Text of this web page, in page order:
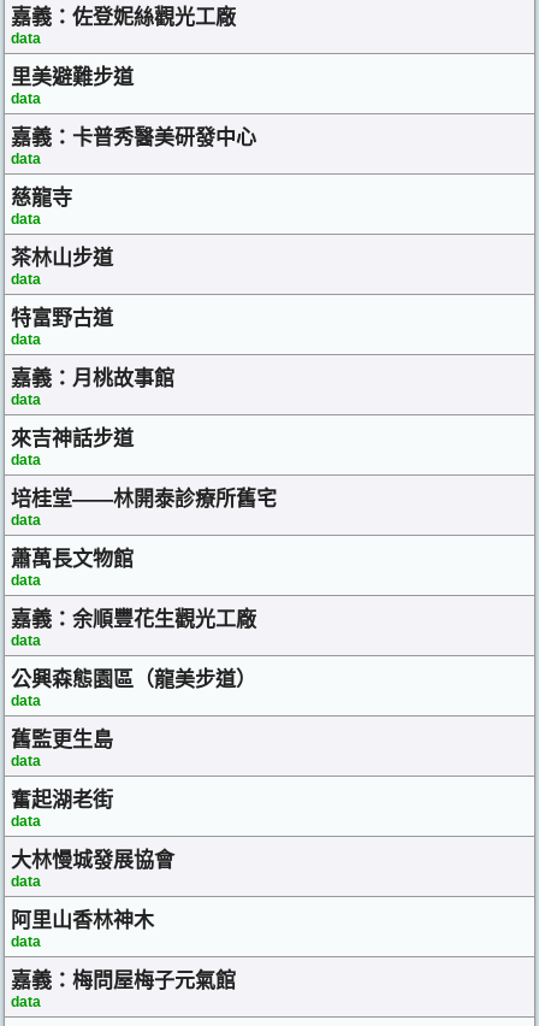
嘉義：佐登妮絲觀光工廠
data
里美避難步道
data
嘉義：卡普秀醫美研發中心
data
慈龍寺
data
茶林山步道
data
特富野古道
data
嘉義：月桃故事館
data
來吉神話步道
data
培桂堂——林開泰診療所舊宅
data
蕭萬長文物館
data
嘉義：余順豐花生觀光工廠
data
公興森態園區（龍美步道）
data
舊監更生島
data
奮起湖老街
data
大林慢城發展協會
data
阿里山香林神木
data
嘉義：梅問屋梅子元氣館
data